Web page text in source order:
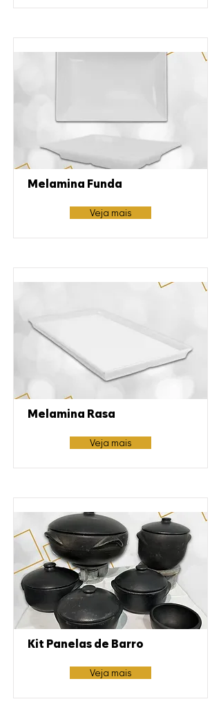
Melamina Funda
Veja mais
Melamina Rasa
Veja mais
Kit Panelas de Barro
Veja mais